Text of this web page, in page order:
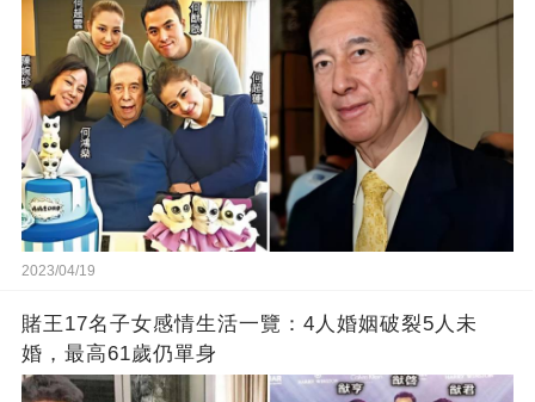
2023/04/19
賭王17名子女感情生活一覽：4人婚姻破裂5人未
婚，最高61歲仍單身